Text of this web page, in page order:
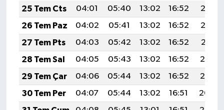
25 Tem Cts
04:01 05:40 13:02 16:52
20:13
26 Tem Paz
04:02 05:41 13:02 16:52
20:12
27 Tem Pts
04:03 05:42 13:02 16:52
20:11
28 Tem Sal
04:05 05:43 13:02 16:52
20:10
29 Tem Çar
04:06 05:44 13:02 16:52
20:10
30 Tem Per
04:07 05:44 13:02 16:51
20:09
OTOMOBİL
MİZAH
TARİH
Genel
Politika